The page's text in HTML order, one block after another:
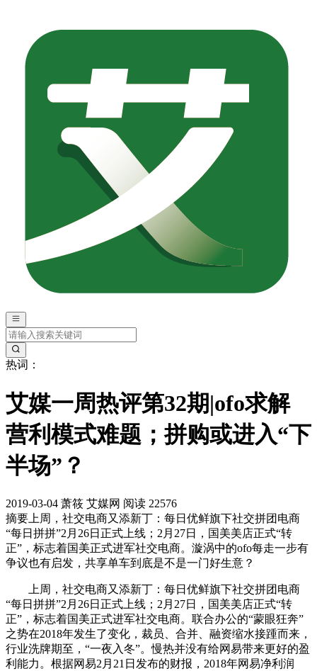
热词：
艾媒一周热评第32期|ofo求解
营利模式难题；拼购或进入“下
半场”？
2019-03-04 萧筱 艾媒网 阅读 22576
摘要 上周，社交电商又添新丁：每日优鲜旗下社交拼团电商
“每日拼拼”2月26日正式上线；2月27日，国美美店正式“转
正”，标志着国美正式进军社交电商。漩涡中的ofo每走一步有
争议也有启发，共享单车到底是不是一门好生意？
上周，社交电商又添新丁：每日优鲜旗下社交拼团电商
“每日拼拼”2月26日正式上线；2月27日，国美美店正式“转
正”，标志着国美正式进军社交电商。联合办公的“蒙眼狂奔”
之势在2018年发生了变化，裁员、合并、融资缩水接踵而来，
行业洗牌期至，“一夜入冬”。慢热并没有给网易带来更好的盈
利能力。根据网易2月21日发布的财报，2018年网易净利润